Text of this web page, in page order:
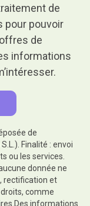
de
pour pouvoir
de
informations
de
Finalité : envoi
ou les services.
donnée ne
rectification et
comme
informations